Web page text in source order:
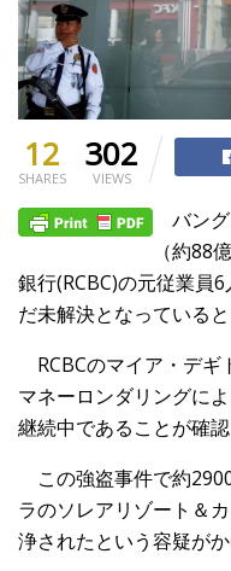
12
SHARES
302
VIEWS
バング
（約88
銀行(RCBC)の元従業員
だ未解決となっている
RCBCのマイア・デギ
マネーロンダリングに
継続中であることが確認
この強盗事件で約
ラのソレアリゾート＆
浄されたという容疑がか